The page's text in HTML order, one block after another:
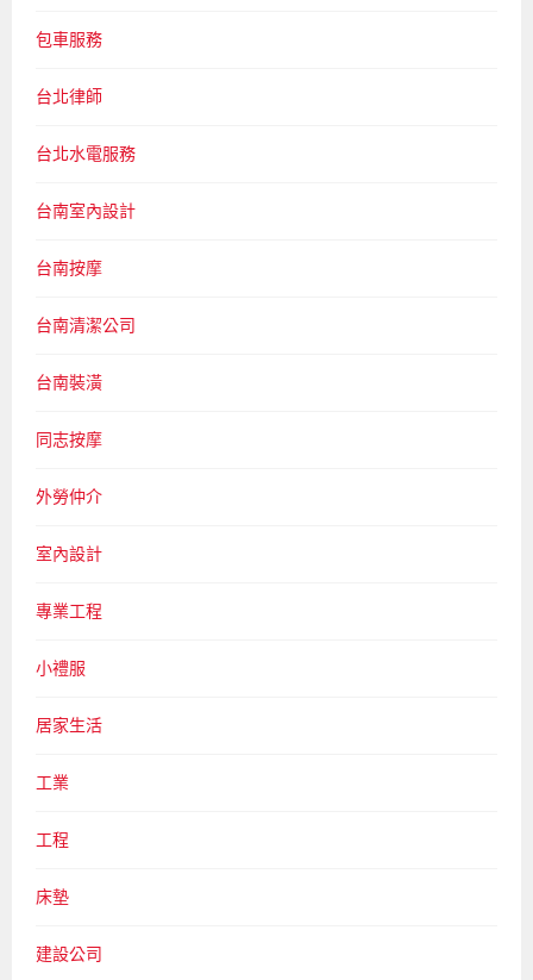
包車服務
台北律師
台北水電服務
台南室內設計
台南按摩
台南清潔公司
台南裝潢
同志按摩
外勞仲介
室內設計
專業工程
小禮服
居家生活
工業
工程
床墊
建設公司